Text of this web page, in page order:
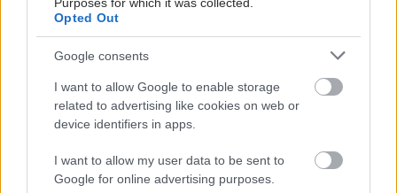
Opted Out
Google consents
I want to allow Google to enable storage
related to advertising like cookies on web or
device identifiers in apps.
I want to allow my user data to be sent to
Google for online advertising purposes.